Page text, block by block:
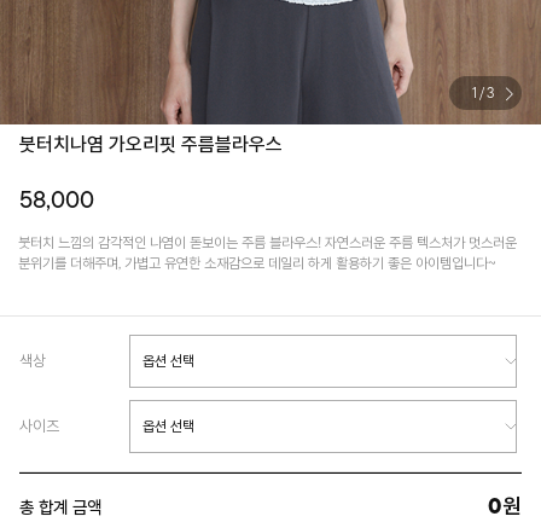
/ 3
붓터치나염 가오리핏 주름블라우스
58,000
붓터치 느낌의 감각적인 나염이 돋보이는 주름 블라우스! 자연스러운 주름 텍스처가 멋스러운
분위기를 더해주며, 가볍고 유연한 소재감으로 데일리 하게 활용하기 좋은 아이템입니다~
색상
사이즈
총 합계 금액 0원